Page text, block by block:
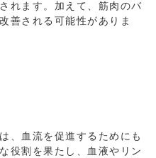
れます。加えて、筋肉のバ
善される可能性がありま
、血流を促進するためにも
役割を果たし、血液やリン